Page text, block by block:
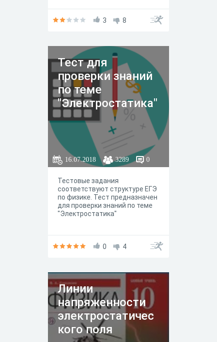
3 8
Тест для
проверки знаний
по теме
"Электростатика"
16.07.2018 3289 0
Тестовые задания
соответствуют структуре ЕГЭ
по физике. Тест предназначен
для проверки знаний по теме
"Электростатика"
0 4
Линии
напряженности
электростатичес
кого поля